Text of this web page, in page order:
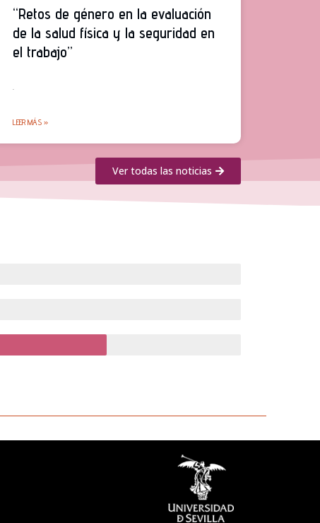
“Retos de género en la evaluación
de la salud física y la seguridad en
el trabajo”
LEER MÁS »
Ver todas las noticias